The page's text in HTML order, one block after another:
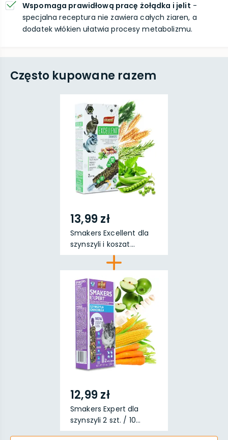
Wspomaga prawidłową pracę żołądka i jelit -
specjalna receptura nie zawiera całych ziaren, a
dodatek włókien ułatwia procesy metabolizmu.
Często kupowane razem
13,99 zł
Smakers Excellent dla
szynszyli i koszat...
12,99 zł
Smakers Expert dla
szynszyli 2 szt. / 10...